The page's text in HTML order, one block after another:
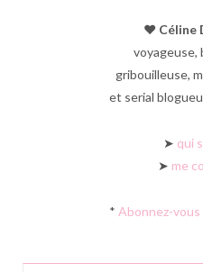
♥︎ Céline
voyageuse,
gribouilleuse,
et serial
➤ qui
➤ me
* Abonnez-